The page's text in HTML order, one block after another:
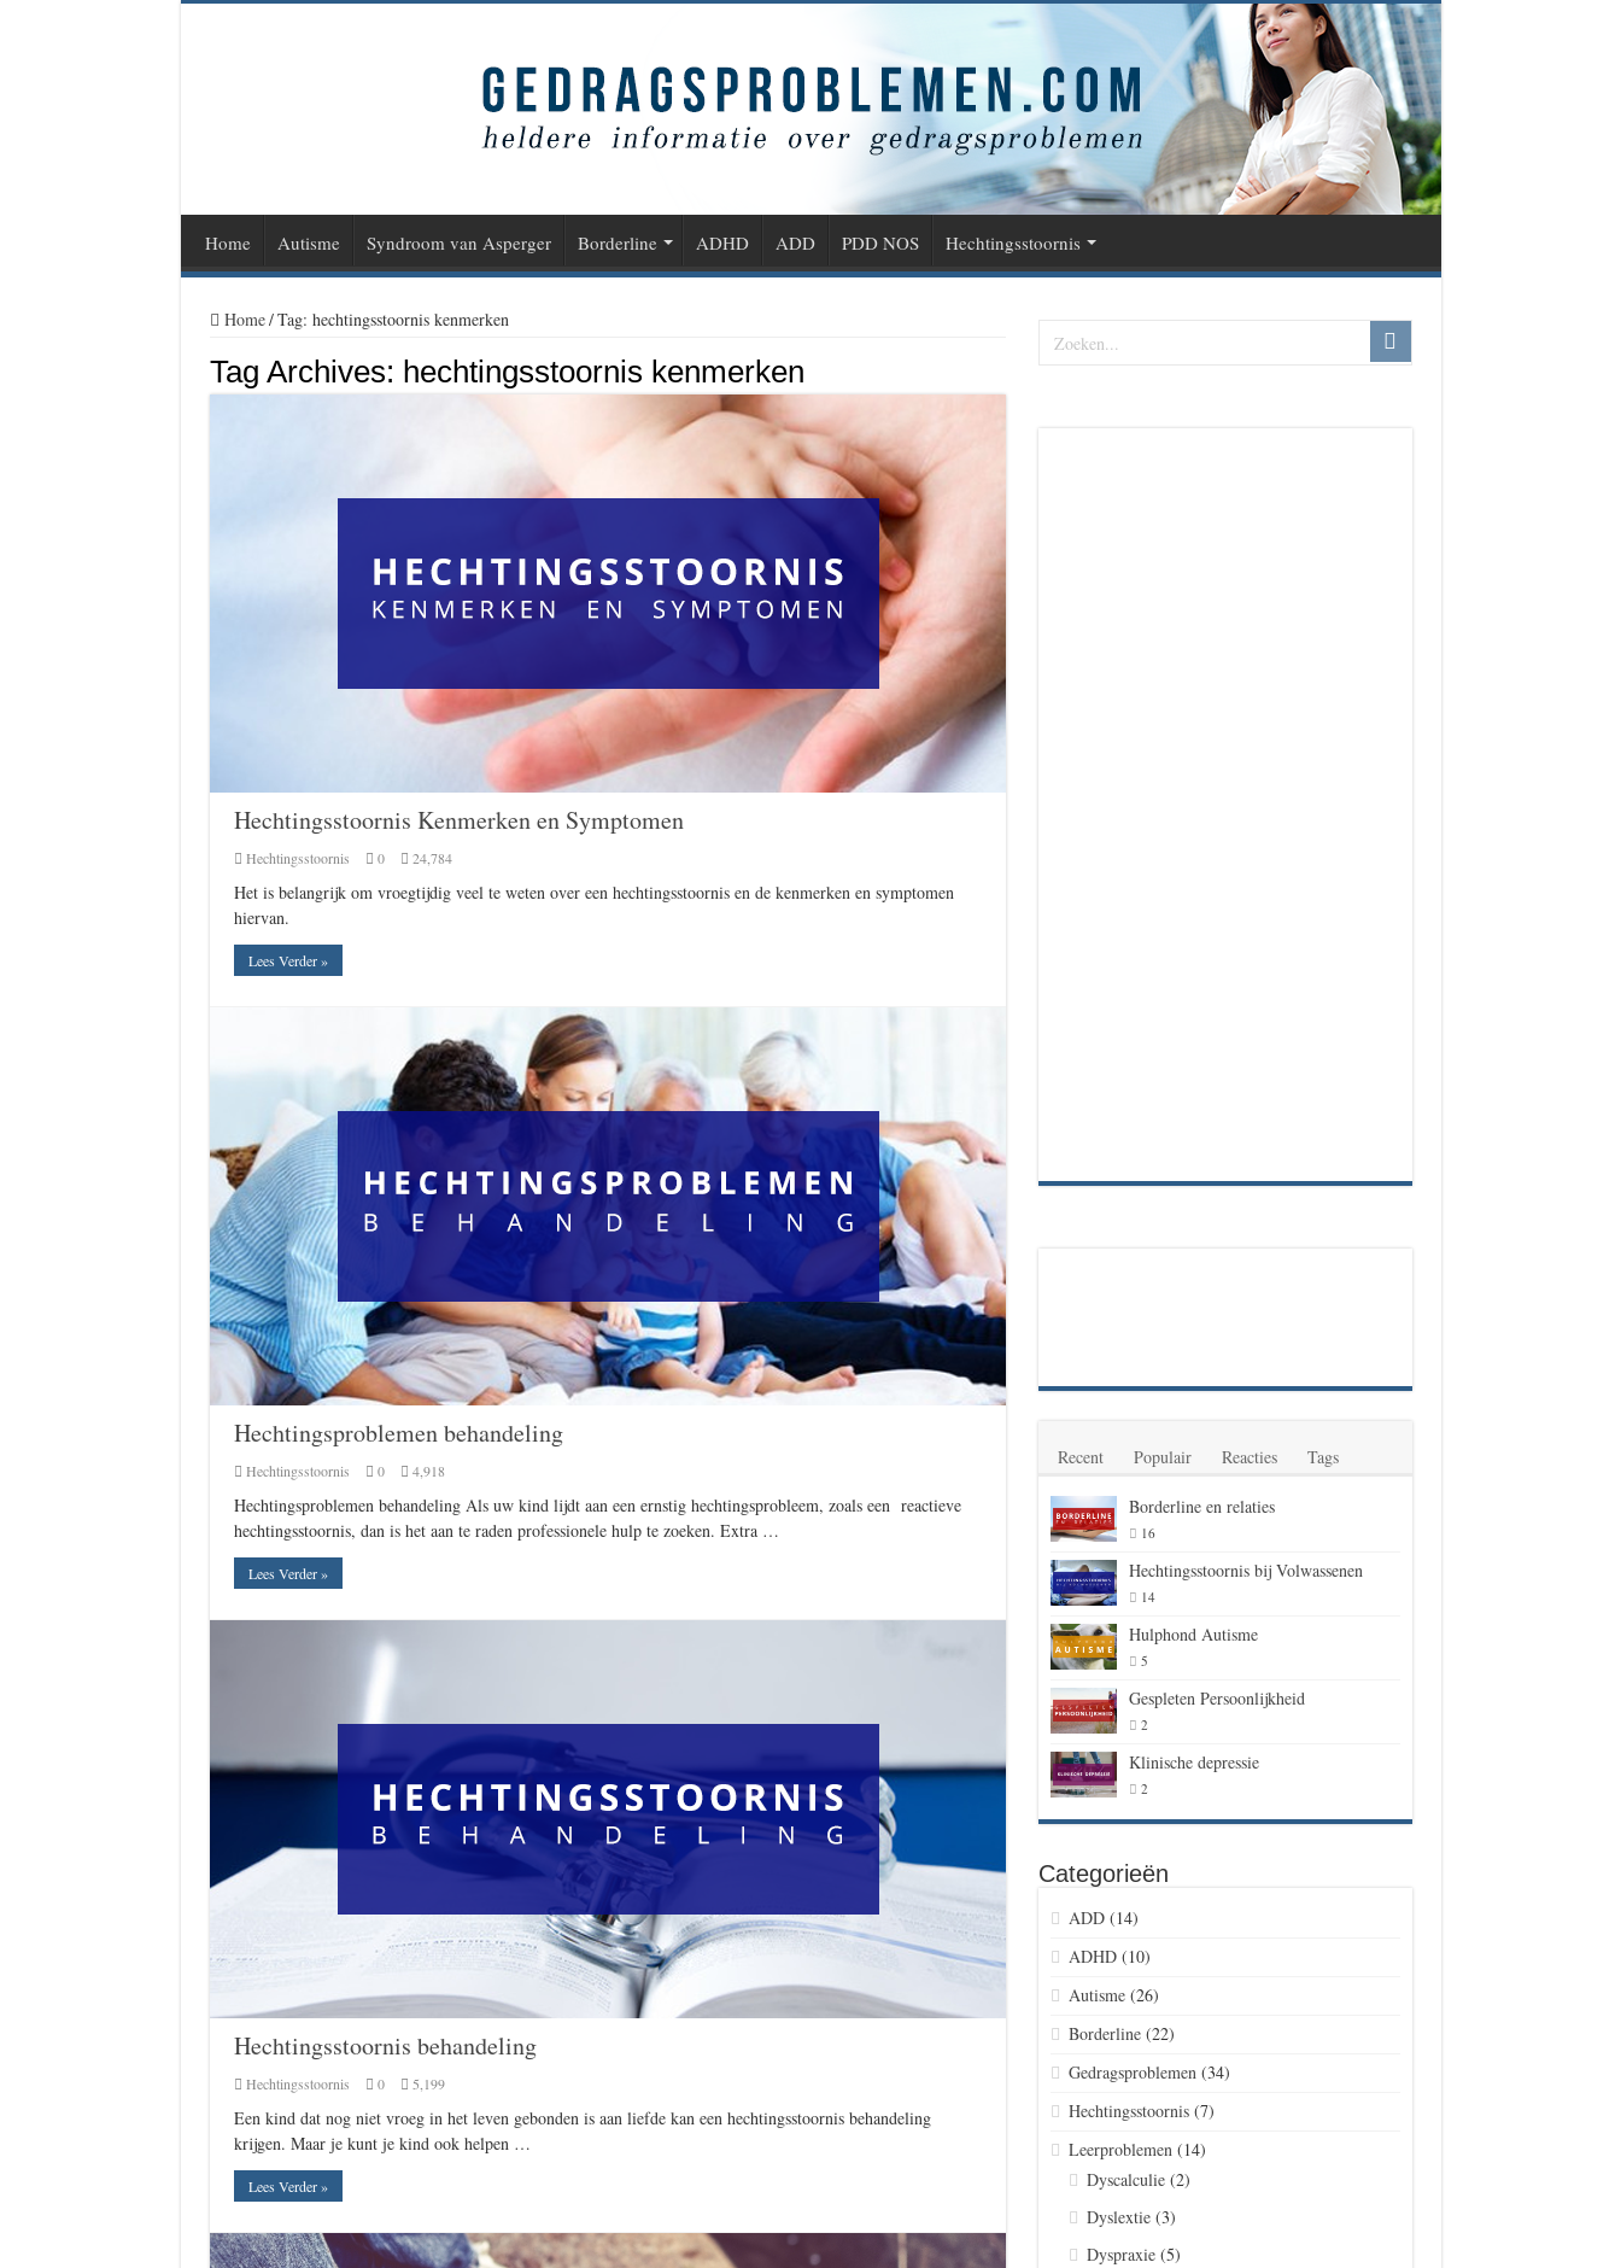
Home Autisme Syndroom van Asperger Borderline ADHD ADD PDD NOS Hechtingsstoornis
Home/Tag: hechtingsstoornis kenmerken
Tag Archives: hechtingsstoornis kenmerken
Hechtingsstoornis Kenmerken en Symptomen
Hechtingsstoornis 0 24,784
Het is belangrijk om vroegtijdig veel te weten over een hechtingsstoornis en de kenmerken en symptomen
hiervan.
Lees Verder »
Hechtingsproblemen behandeling
Hechtingsstoornis 0 4,918
Hechtingsproblemen behandeling Als uw kind lijdt aan een ernstig hechtingsprobleem, zoals een reactieve
hechtingsstoornis, dan is het aan te raden professionele hulp te zoeken. Extra …
Lees Verder »
Hechtingsstoornis behandeling
Hechtingsstoornis 0 5,199
Een kind dat nog niet vroeg in het leven gebonden is aan liefde kan een hechtingsstoornis behandeling
krijgen. Maar je kunt je kind ook helpen …
Lees Verder »
Recent Populair Reacties Tags
Borderline en relaties
16
Hechtingsstoornis bij Volwassenen
14
Hulphond Autisme
5
Gespleten Persoonlijkheid
2
Klinische depressie
2
Categorieën
ADD(14)
ADHD(10)
Autisme(26)
Borderline(22)
Gedragsproblemen(34)
Hechtingsstoornis(7)
Leerproblemen(14)
Dyscalculie(2)
Dyslextie(3)
Dyspraxie(5)